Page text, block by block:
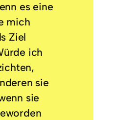
es eine
mich
Ziel
ich
sie
sie